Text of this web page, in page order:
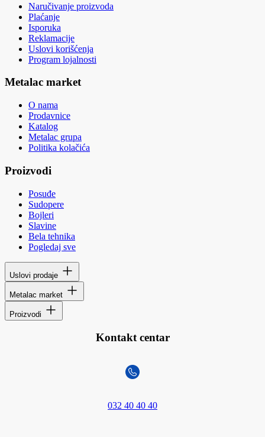
Naručivanje proizvoda
Plaćanje
Isporuka
Reklamacije
Uslovi korišćenja
Program lojalnosti
Metalac market
O nama
Prodavnice
Katalog
Metalac grupa
Politika kolačića
Proizvodi
Posuđe
Sudopere
Bojleri
Slavine
Bela tehnika
Pogledaj sve
Uslovi prodaje
Metalac market
Proizvodi
Kontakt centar
032 40 40 40